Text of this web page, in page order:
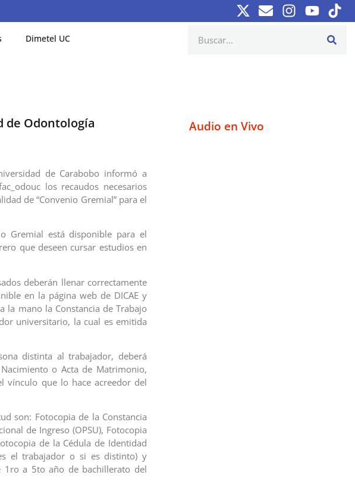
Dimetel UC
de Odontología
de Carabobo informó a
los recaudos necesarios
de “Convenio Gremial” para el
Gremial está disponible para el
que deseen cursar estudios en
deberán llenar correctamente
en la página web de DICAE y
la mano la Constancia de Trabajo
universitario, la cual es emitida
distinta al trabajador, deberá
o Acta de Matrimonio,
vínculo que lo hace acreedor del
son: Fotocopia de la Constancia
de Ingreso (OPSU), Fotocopia
de la Cédula de Identidad
el trabajador o si es distinto) y
1ro a 5to año de bachillerato del
Audio en Vivo